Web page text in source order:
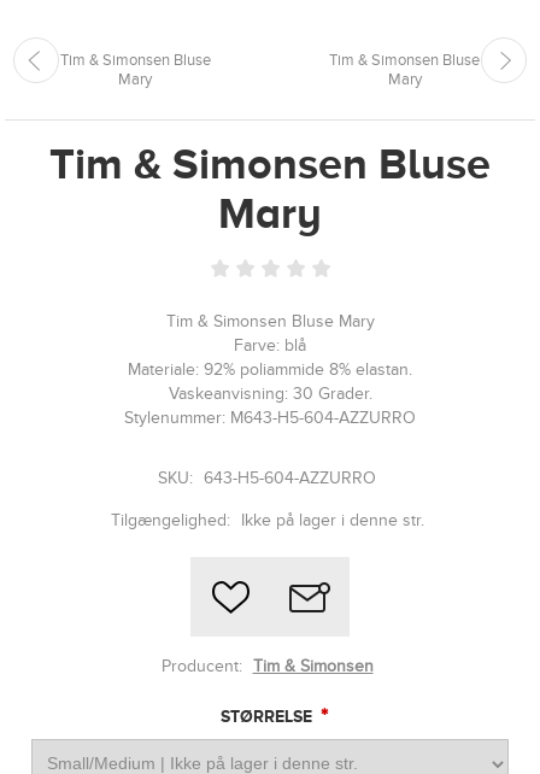
Tim & Simonsen Bluse
Mary
Tim & Simonsen Bluse
Mary
Tim & Simonsen Bluse
Mary
Tim & Simonsen Bluse Mary
Farve: blå
Materiale: 92% poliammide 8% elastan.
Vaskeanvisning: 30 Grader.
Stylenummer: M643-H5-604-AZZURRO
SKU: 643-H5-604-AZZURRO
Tilgængelighed: Ikke på lager i denne str.
Producent: Tim & Simonsen
STØRRELSE *